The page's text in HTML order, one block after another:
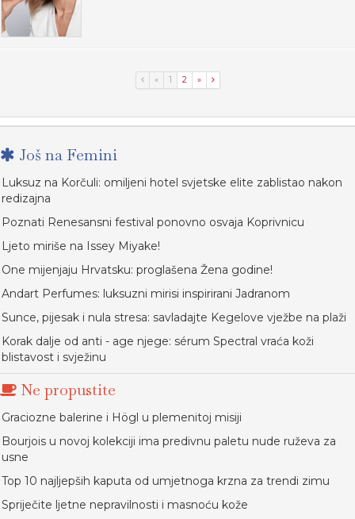
« 1 2 »
Još na Femini
Luksuz na Korčuli: omiljeni hotel svjetske elite zablistao nakon
redizajna
Poznati Renesansni festival ponovno osvaja Koprivnicu
Ljeto miriše na Issey Miyake!
One mijenjaju Hrvatsku: proglašena Žena godine!
Andart Perfumes: luksuzni mirisi inspirirani Jadranom
Sunce, pijesak i nula stresa: savladajte Kegelove vježbe na plaži
Korak dalje od anti - age njege: sérum Spectral vraća koži
blistavost i svježinu
Ne propustite
Graciozne balerine i Högl u plemenitoj misiji
Bourjois u novoj kolekciji ima predivnu paletu nude ruževa za
usne
Top 10 najljepših kaputa od umjetnoga krzna za trendi zimu
Spriječite ljetne nepravilnosti i masnoću kože